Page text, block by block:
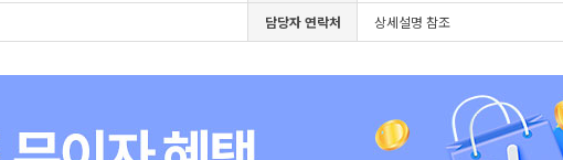
담당자 연락처 상세설명 참조